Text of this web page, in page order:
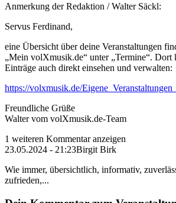
Anmerkung der Redaktion /Walter Säckl:
Servus Ferdinand,
eine Übersicht über deine Veranstaltungen
„Mein volXmusik.de“ unter „Termine“. Dort
Einträge auch direkt einsehen und verwalten:
https://volxmusik.de/
Freundliche Grüße
Walter vom volXmusik.de-Team
1 weiteren Kommentar anzeigen
23.05.2024 - 21:23Birgit Birk
Wie immer, übersichtlich, informativ,
zufrieden,...